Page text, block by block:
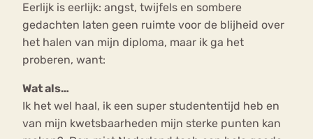
Eerlijk is eerlijk: angst, twijfels en sombere
gedachten laten geen ruimte voor de blijheid over
het halen van mijn diploma, maar ik ga het
proberen, want:
Wat als…
Ik het wel haal, ik een super studententijd heb en
van mijn kwetsbaarheden mijn sterke punten kan